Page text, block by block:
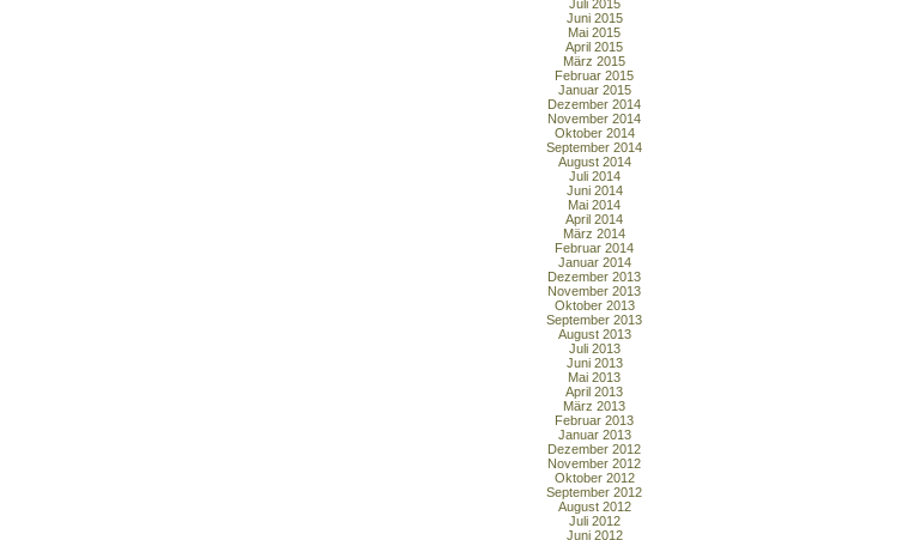
Juli 2015
Juni 2015
Mai 2015
April 2015
März 2015
Februar 2015
Januar 2015
Dezember 2014
November 2014
Oktober 2014
September 2014
August 2014
Juli 2014
Juni 2014
Mai 2014
April 2014
März 2014
Februar 2014
Januar 2014
Dezember 2013
November 2013
Oktober 2013
September 2013
August 2013
Juli 2013
Juni 2013
Mai 2013
April 2013
März 2013
Februar 2013
Januar 2013
Dezember 2012
November 2012
Oktober 2012
September 2012
August 2012
Juli 2012
Juni 2012